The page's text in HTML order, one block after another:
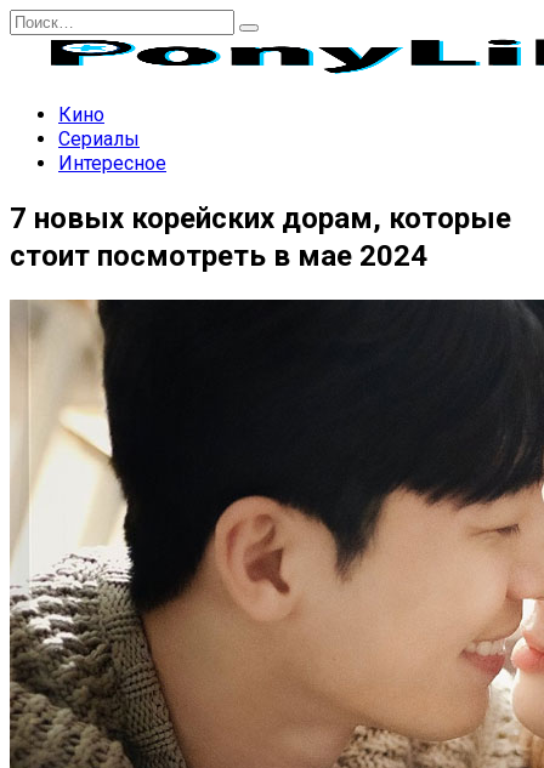
Перейти
содержанию
Search
Кино
Сериалы
Интересное
7 новых корейских дорам, которые
стоит посмотреть в мае 2024